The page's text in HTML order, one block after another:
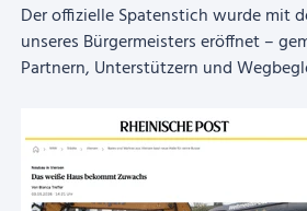
Der offizielle Spatenstich wurde mit
unseres Bürgermeisters eröffnet –
Partnern, Unterstützern und